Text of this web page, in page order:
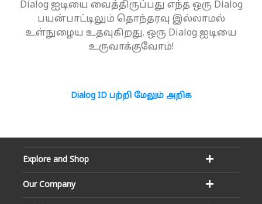
Dialog ஐடியை வைத்திருப்பது எந்த ஒரு Dialog
பயன்பாட்டிலும் தொந்தரவு இல்லாமல்
உள்நுழைய உதவுகிறது. ஒரு Dialog ஐடியை
உருவாக்குவோம்!
Dialog ID பற்றி மேலும் அறிக
Explore and Shop
Our Company